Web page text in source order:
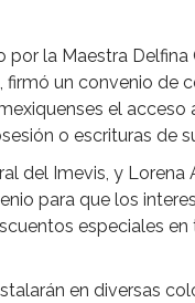
por la Maestra
firmó un convenio de
el
o escrituras de
del Imevis, y Lorena
para que los
especiales
en diversas